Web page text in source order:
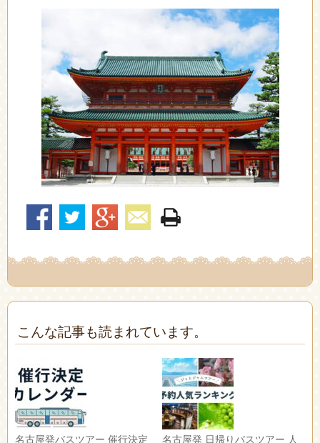
こんな記事も読まれています。
名古屋発バスツアー 催行決定
名古屋発 日帰りバスツアー 人